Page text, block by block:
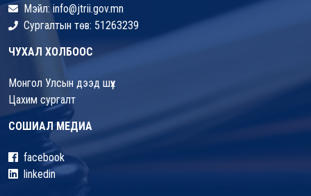
Мэйл: info@jtrii.gov.mn
Сургалтын төв: 51263239
ЧУХАЛ ХОЛБООС
Монгол Улсын дээд шүүх
Цахим сургалт
СОШИАЛ МЕДИА
facebook
linkedin